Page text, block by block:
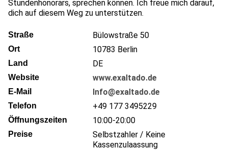
Stundenhonorars, sprechen können. Ich freue mich darauf,
dich auf diesem Weg zu unterstützen.
Straße Bülowstraße 50
Ort 10783 Berlin
Land DE
Website www.exaltado.de
E-Mail Info@exaltado.de
Telefon +49 177 3495229
Öffnungszeiten 10:00-20:00
Preise
Selbstzahler / Keine
Kassenzulaassung